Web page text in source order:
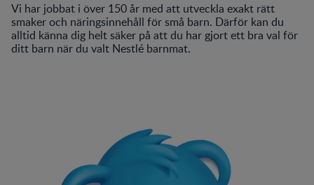
Vi har jobbat i över 150 år med att utveckla exakt rätt
smaker och näringsinnehåll för små barn. Därför kan du
alltid känna dig helt säker på att du har gjort ett bra val för
ditt barn när du valt Nestlé barnmat.